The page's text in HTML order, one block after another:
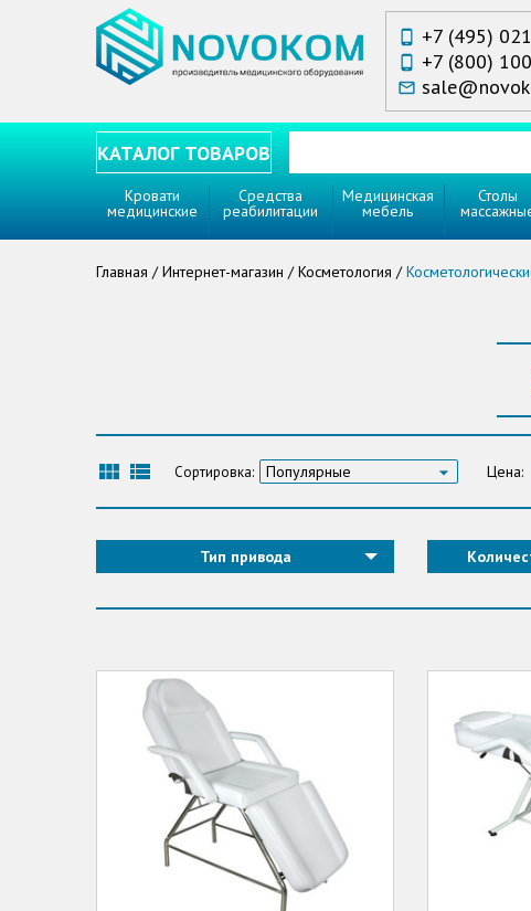
phone_android +7 (495)
phone_android +7 (800)
mail_outline
КАТАЛОГ ТОВАРОВ
Кровати
медицинские
Средства
реабилитации
Медицинская
мебель
Столы
Главная / Интернет-магазин / Косметология /
view_module view_list Сортировка: Популярные Цена:
Тип привода